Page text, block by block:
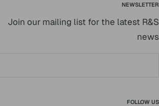
NEWSLETTER
Join our mailing list for the latest R&S
news
FOLLOW US